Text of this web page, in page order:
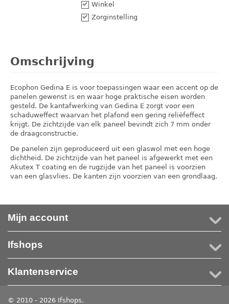
Winkel
Zorginstelling
Omschrijving
Ecophon Gedina E is voor toepassingen waar een accent op de
panelen gewenst is en waar hoge praktische eisen worden
gesteld. De kantafwerking van Gedina E zorgt voor een
schaduweffect waarvan het plafond een gering reliëfeffect
krijgt. De zichtzijde van elk paneel bevindt zich 7 mm onder
de draagconstructie.
De panelen zijn geproduceerd uit een glaswol met een hoge
dichtheid. De zichtzijde van het paneel is afgewerkt met een
Akutex T coating en de rugzijde van het paneel is voorzien
van een glasvlies. De kanten zijn voorzien van een grondlaag.
Mijn account
Ifshops
Klantenservice
© 2010 - 2026 Ifshops.